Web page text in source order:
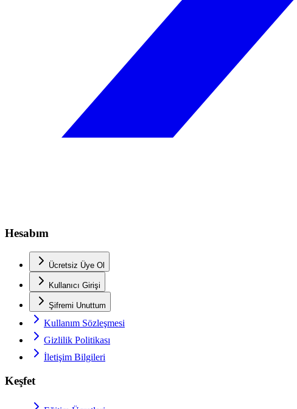
Hesabım
Ücretsiz Üye Ol
Kullanıcı Girişi
Şifremi Unuttum
Kullanım Sözleşmesi
Gizlilik Politikası
İletişim Bilgileri
Keşfet